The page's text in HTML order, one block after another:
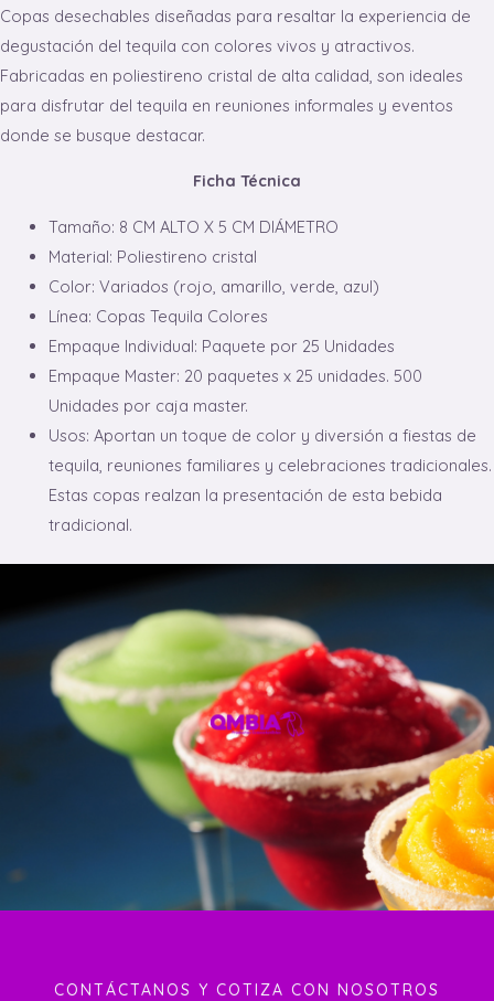
Copas desechables diseñadas para resaltar la experiencia de
degustación del tequila con colores vivos y atractivos.
Fabricadas en poliestireno cristal de alta calidad, son ideales
para disfrutar del tequila en reuniones informales y eventos
donde se busque destacar.
Ficha Técnica
Tamaño: 8 CM ALTO X 5 CM DIÁMETRO
Material: Poliestireno cristal
Color: Variados (rojo, amarillo, verde, azul)
Línea: Copas Tequila Colores
Empaque Individual: Paquete por 25 Unidades
Empaque Master: 20 paquetes x 25 unidades. 500
Unidades por caja master.
Usos: Aportan un toque de color y diversión a fiestas de
tequila, reuniones familiares y celebraciones tradicionales.
Estas copas realzan la presentación de esta bebida
tradicional.
CONTÁCTANOS Y COTIZA CON NOSOTROS